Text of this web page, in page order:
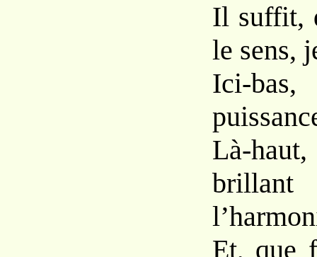
Il suffit,
le sens,
Ici-
Là-
Et, que